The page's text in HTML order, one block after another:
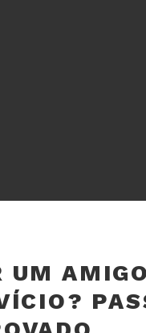
UM